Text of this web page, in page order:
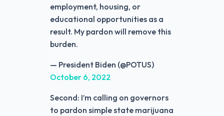
employment, housing, or
educational opportunities as a
result. My pardon will remove this
burden.
— President Biden (@POTUS)
October 6, 2022
Second: I’m calling on governors
to pardon simple state marijuana